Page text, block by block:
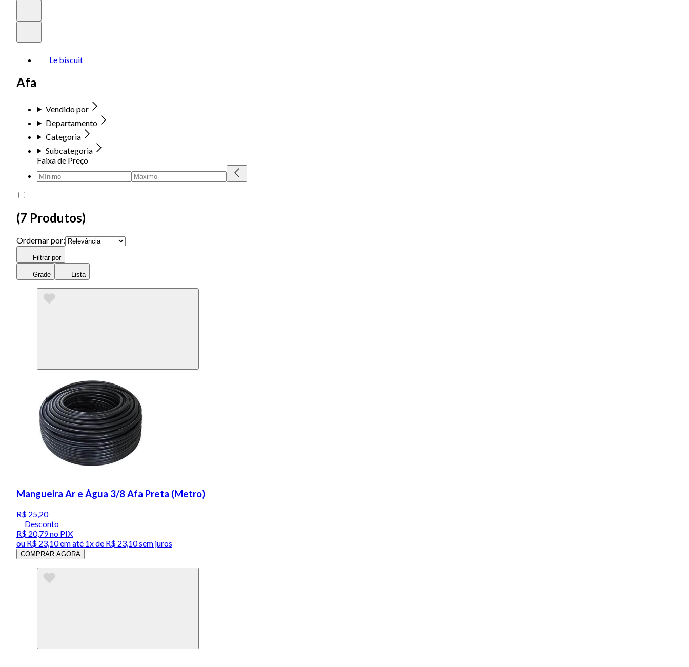
Le biscuit
Afa
Vendido por
Departamento
Categoria
Subcategoria
Faixa de Preço
(7 Produtos)
Ordernar por:
Filtrar por
Grade Lista
Mangueira Ar e Água 3/8 Afa Preta (Metro)
R$ 25,20
Desconto
R$ 20,79no PIX
ou R$ 23,10em até 1x de R$ 23,10sem juros
COMPRAR AGORA